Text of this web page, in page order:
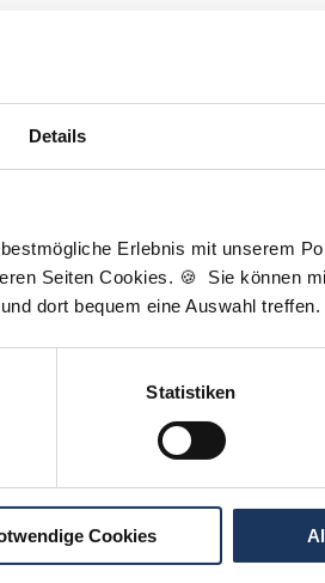
Details
Erlebnis mit unserem
Seiten Cookies. 🍪 Sie können
dort bequem eine Auswahl treffen.
Statistiken
Cookies
Details anfragen
fürStellenangebote als
als Markdown (CC BY 4.0)